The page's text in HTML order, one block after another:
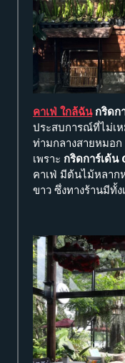
คาเฟ่ ใกล้ฉันกริดก
ประสบการณ์ที่ไม่เ
ท่ามกลางสายหมอ
เพราะ กริดการ์เด้น
คาเฟ่ มีต้นไม้หลา
ขาว ซึ่งทางร้านมีทั้ง